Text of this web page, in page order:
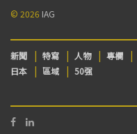
© 2026 IAG
新聞 特寫 人物 專欄
日本
區域 50强